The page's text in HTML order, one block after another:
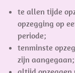
te allen tijde
opzegging op
periode;
tenminste
zijn aangegaan;